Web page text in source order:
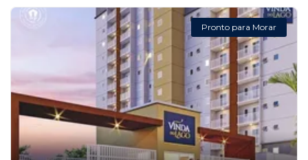
Pronto para Morar